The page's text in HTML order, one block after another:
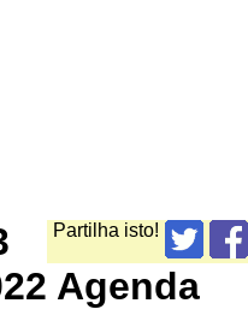
Partilha isto!
Agenda